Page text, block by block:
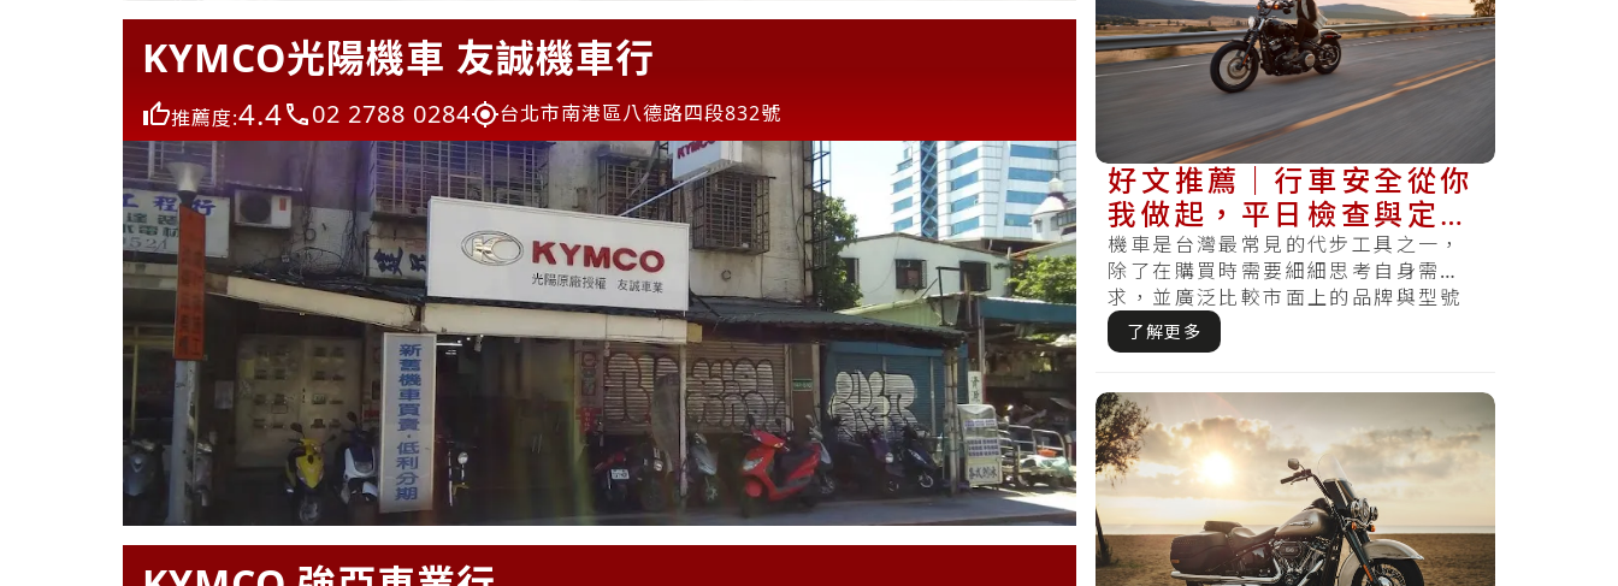
KYMCO光陽機車 友誠機車行
推薦度:4.4 02 2788 0284 台北市南港區八德路四段832號
好文推薦｜行車安全從你
我做起，平日檢查與定期
保養不可少
機車是台灣最常見的代步工具之一，
除了在購買時需要細細思考自身需
求，並廣泛比較市面上的品牌與型號
選擇外，購買後日常行車前的檢查，
與定期保養.....
了解更多